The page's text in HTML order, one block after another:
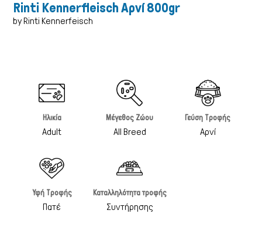
Rinti Kennerfleisch Αρνί 800gr
by Rinti Kennerfeisch
Ηλικία
Adult
Μέγεθος Ζώου
All Breed
Γεύση Τροφής
Αρνί
Υφή Τροφής
Πατέ
Καταλληλότητα τροφής
Συντήρησης